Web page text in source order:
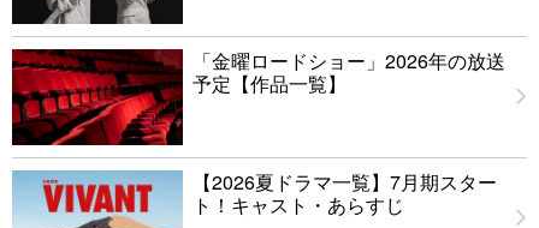
「金曜ロードショー」2026年の放送
予定【作品一覧】
【2026夏ドラマ一覧】7月期スター
ト！キャスト・あらすじ